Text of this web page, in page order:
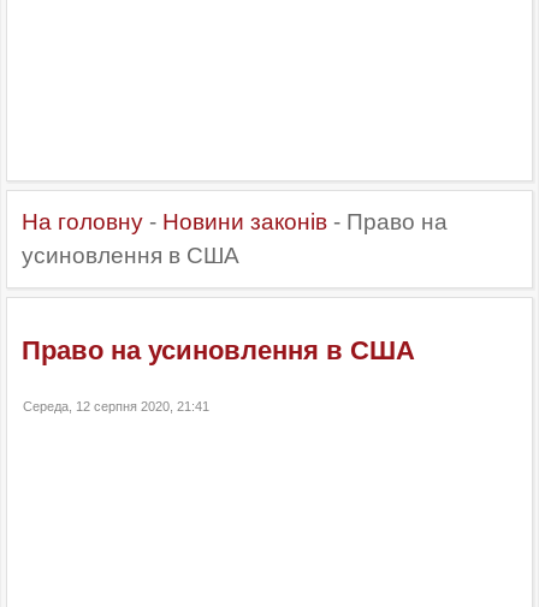
На головну - Новини законів - Право на
усиновлення в США
Право на усиновлення в США
Середа, 12 серпня 2020, 21:41